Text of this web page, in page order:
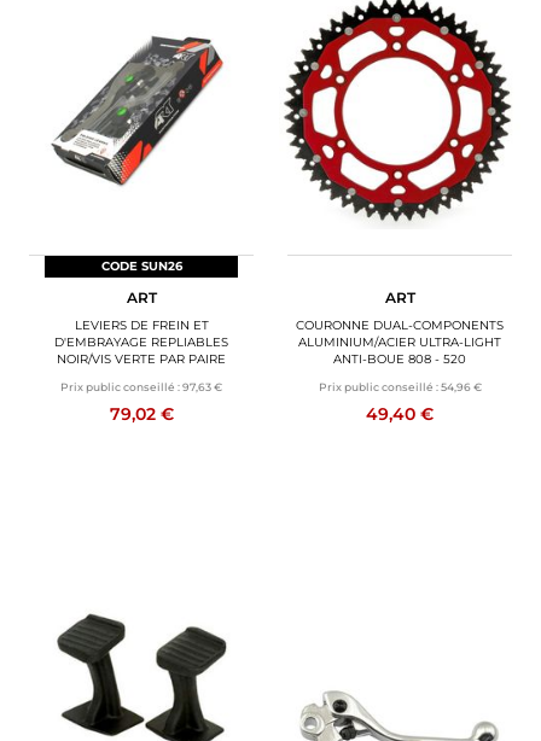
CODE SUN26
ART
LEVIERS DE FREIN ET
D'EMBRAYAGE REPLIABLES
NOIR/VIS VERTE PAR PAIRE
Prix public conseillé :97,63 €
79,02 €
ART
COURONNE DUAL-COMPONENTS
ALUMINIUM/ACIER ULTRA-LIGHT
ANTI-BOUE 808 - 520
Prix public conseillé : 54,96 €
49,40 €